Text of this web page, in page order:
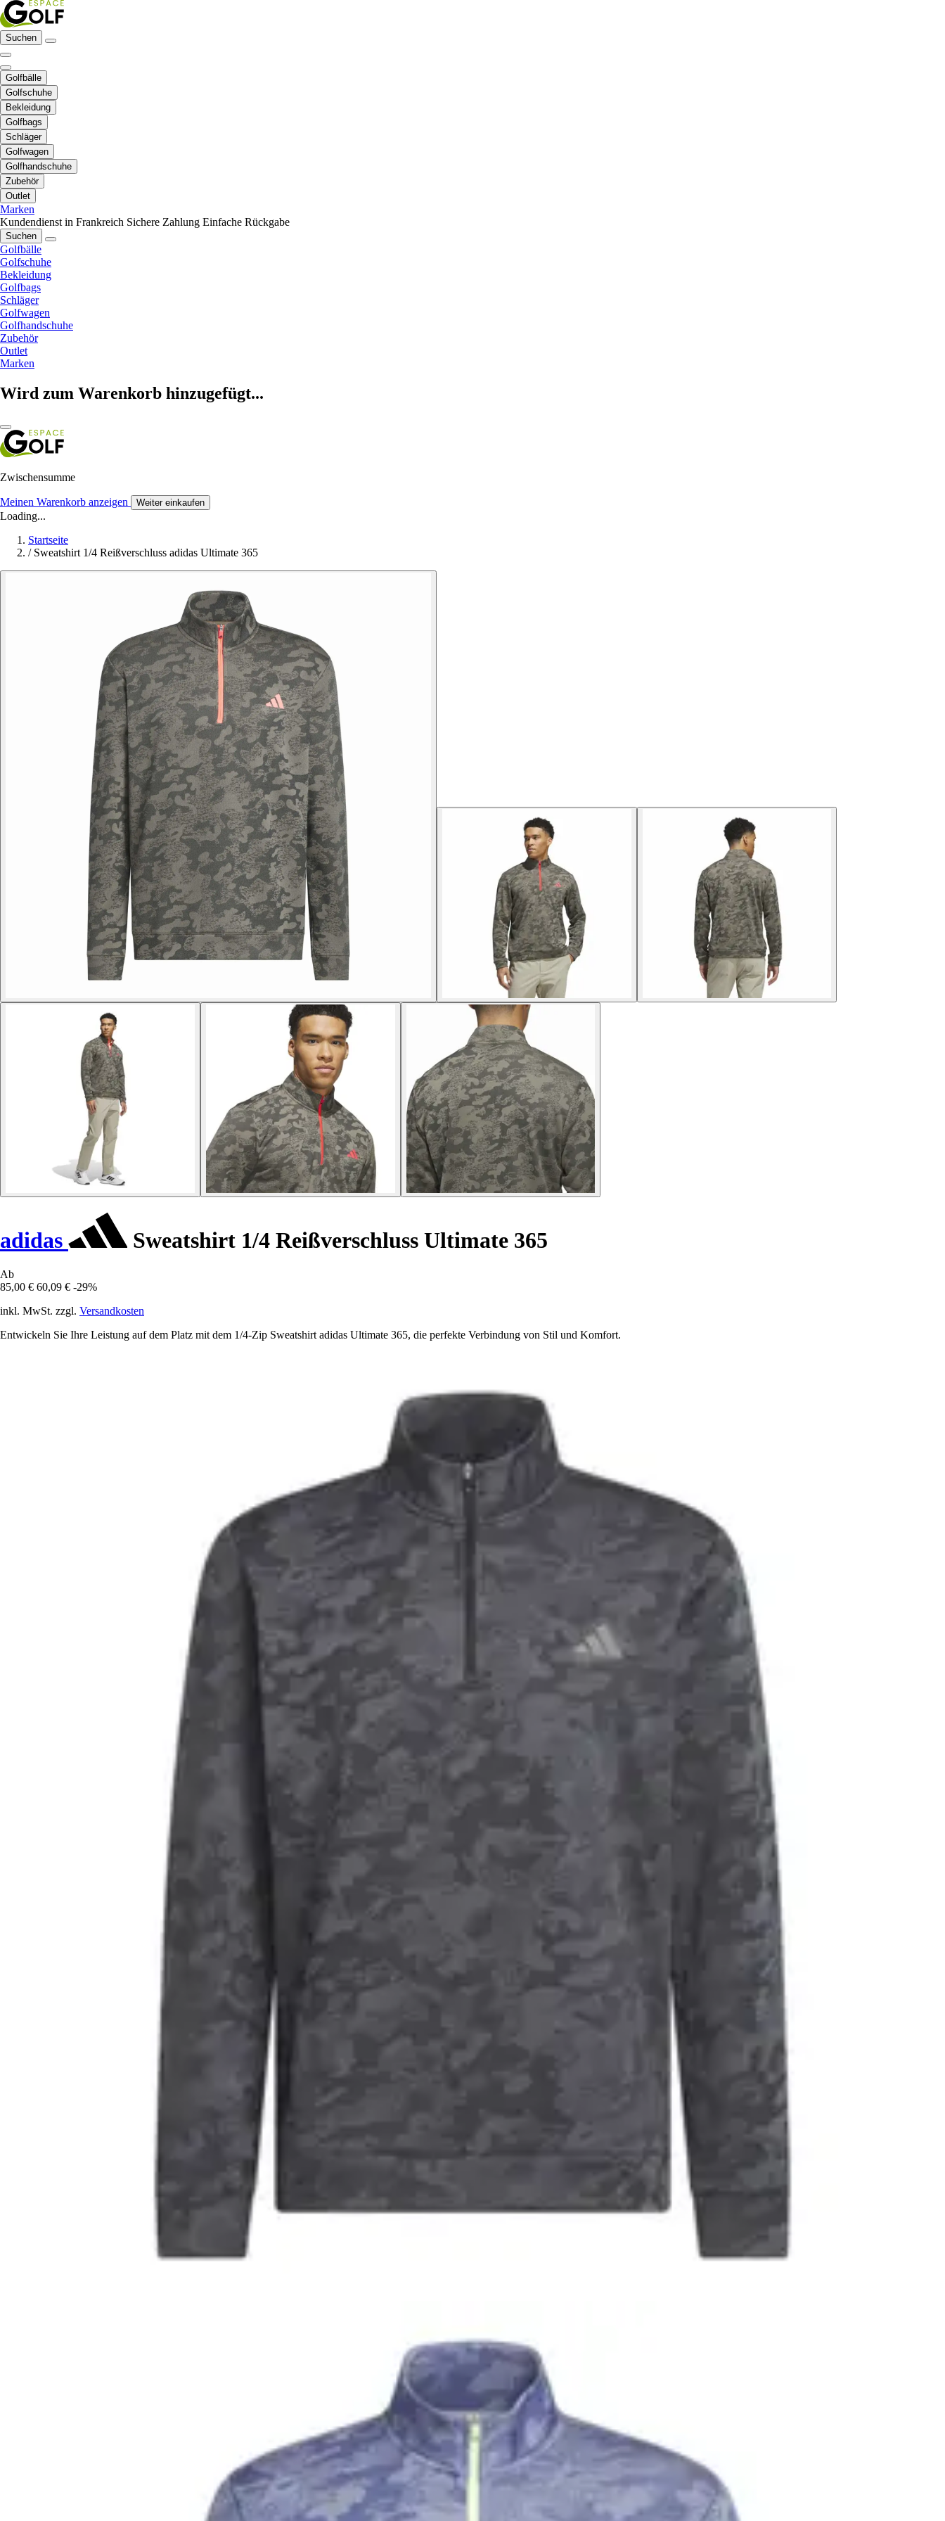
Suchen
Golfbälle
Golfschuhe
Bekleidung
Golfbags
Schläger
Golfwagen
Golfhandschuhe
Zubehör
Outlet
Marken
Kundendienst in Frankreich Sichere Zahlung Einfache Rückgabe
Suchen
Golfbälle
Golfschuhe
Bekleidung
Golfbags
Schläger
Golfwagen
Golfhandschuhe
Zubehör
Outlet
Marken
Wird zum Warenkorb hinzugefügt...
Zwischensumme
Meinen Warenkorb anzeigen Weiter einkaufen
Loading...
Startseite
/ Sweatshirt 1/4 Reißverschluss adidas Ultimate 365
adidas Sweatshirt 1/4 Reißverschluss Ultimate 365
Ab
85,00 € 60,09 € -29%
inkl. MwSt. zzgl. Versandkosten
Entwickeln Sie Ihre Leistung auf dem Platz mit dem 1/4-Zip Sweatshirt adidas Ultimate 365, die perfekte Verbindung von Stil und Komfort.